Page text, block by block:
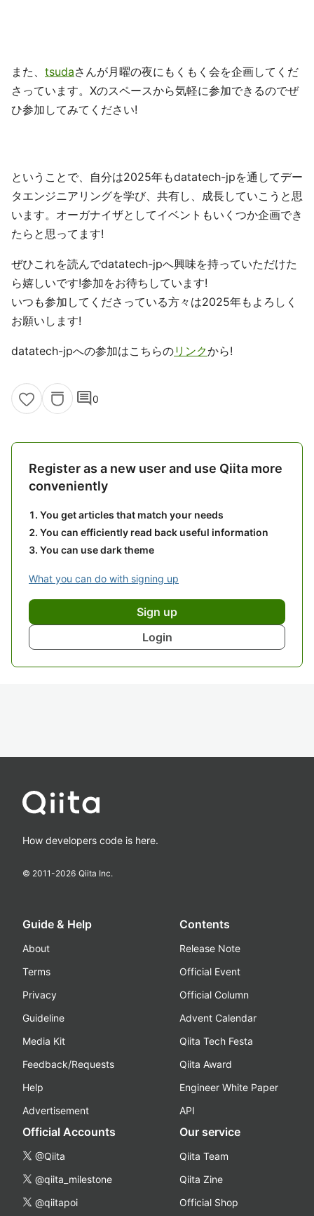
また、 tsudaさんが月曜の夜にもくもく会を企画してくだ
さっています。Xのスペースから気軽に参加できるのでぜ
ひ参加してみてください!
ということで、自分は2025年もdatatech-jpを通してデー
タエンジニアリングを学び、共有し、成長していこうと思
います。オーガナイザとしてイベントもいくつか企画でき
たらと思ってます!
ぜひこれを読んでdatatech-jpへ興味を持っていただけた
ら嬉しいです!参加をお待ちしています!
いつも参加してくださっている方々は2025年もよろしく
お願いします!
datatech-jpへの参加はこちらのリンクから!
comment0
Register as a new user and use Qiita more
conveniently
You get articles that match your needs
You can efficiently read back useful information
You can use dark theme
What you can do with signing up
Sign up
Login
How developers code is here.
© 2011-2026 Qiita Inc.
Guide & Help
About
Terms
Privacy
Guideline
Media Kit
Feedback/Requests
Help
Advertisement
Contents
Release Note
Official Event
Official Column
Advent Calendar
Qiita Tech Festa
Qiita Award
Engineer White Paper
API
Official Accounts
@Qiita
@qiita_milestone
@qiitapoi
Our service
Qiita Team
Qiita Zine
Official Shop